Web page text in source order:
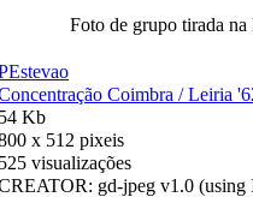
Foto de grupo tirada na
Coimbra / Leiria
54 Kb
x 512 pixeis
525 visualizações
gd-jpeg v1.0